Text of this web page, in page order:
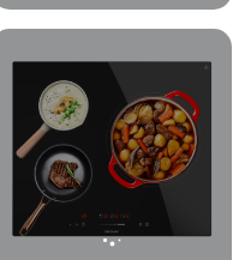
Booster, minuterie,
résiduelle, Kid Lock, arrêt
automatique de sécurité
et Touch Slider Control.